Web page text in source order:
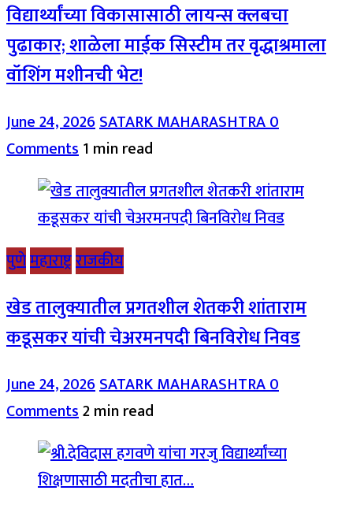
विद्यार्थ्यांच्या विकासासाठी लायन्स क्लबचा
पुढाकार; शाळेला माईक सिस्टीम तर वृद्धाश्रमाला
वॉशिंग मशीनची भेट!
June 24, 2026SATARK MAHARASHTRA0
Comments1 min read
पुणेमहाराष्ट्रराजकीय
खेड तालुक्यातील प्रगतशील शेतकरी शांताराम
कडूसकर यांची चेअरमनपदी बिनविरोध निवड
June 24, 2026SATARK MAHARASHTRA0
Comments2 min read